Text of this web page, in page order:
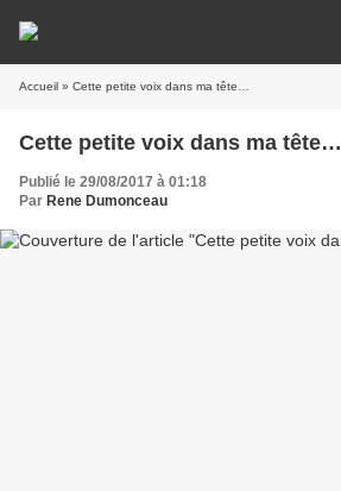
Accueil » Cette petite voix dans ma tête…
Cette petite voix dans ma tête…
Publié le 29/08/2017 à 01:18
Par Rene Dumonceau